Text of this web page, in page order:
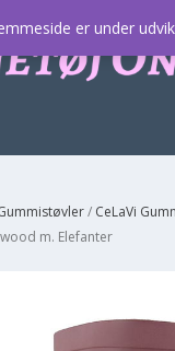
/ CeLaVi
m. Elefanter
er under